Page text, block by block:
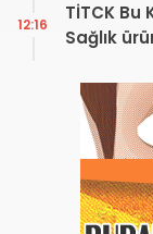
TİTCK
Sağlık
12:16